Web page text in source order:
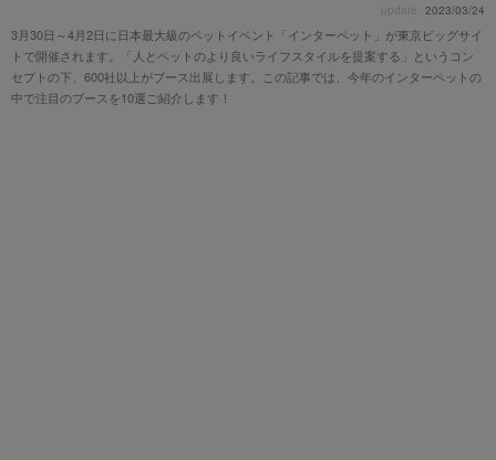
update 2023/03/24
3月30日～4月2日に日本最大級のペットイベント「インターペット」が東京ビッグサイ
トで開催されます。「人とペットのより良いライフスタイルを提案する」というコン
セプトの下、600社以上がブース出展します。この記事では、今年のインターペットの
中で注目のブースを10選ご紹介します！